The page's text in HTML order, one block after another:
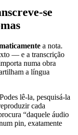
se
a nota.
— e a transcrição
numa obra
a língua
lê-la, pesquisá-la
cada
“daquele áudio
pin, exatamente